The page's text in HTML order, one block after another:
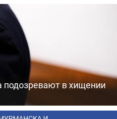
подозревают в хищении